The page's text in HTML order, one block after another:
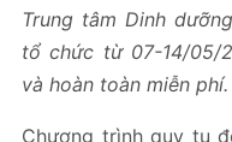
Trung tâm Dinh
tổ chức từ 07-14/05/
và hoàn toàn miễn phí.
Chương trình quy tụ